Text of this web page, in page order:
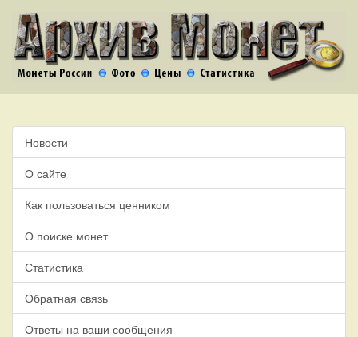
Новости
О сайте
Как пользоваться ценником
О поиске монет
Статистика
Обратная связь
Ответы на ваши сообщения